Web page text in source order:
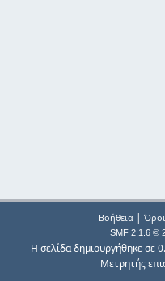
Βοήθεια|
SMF 2.1.6 ©
Η σελίδα δημιουργήθηκε σε
Μετρητής